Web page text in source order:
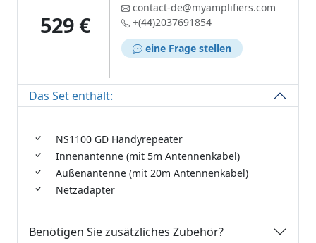
529 €
contact-de@myamplifiers.com
+(44)2037691854
eine Frage stellen
Das Set enthält:
NS1100 GD Handyrepeater
Innenantenne (mit 5m Antennenkabel)
Außenantenne (mit 20m Antennenkabel)
Netzadapter
Benötigen Sie zusätzliches Zubehör?